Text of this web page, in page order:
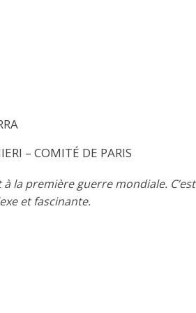
– COMITÉ DE PARIS
la première guerre mondiale. C’est
et fascinante.